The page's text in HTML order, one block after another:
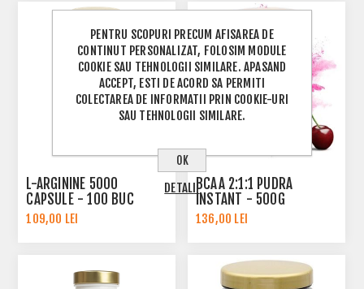
L-ARGININE 5000
CAPSULE - 100 BUC
109,00 LEI
BCAA 2:1:1 PUDRA
INSTANT - 500G
136,00 LEI
PENTRU SCOPURI PRECUM AFISAREA DE
CONTINUT PERSONALIZAT, FOLOSIM MODULE
COOKIE SAU TEHNOLOGII SIMILARE. APASAND
ACCEPT, ESTI DE ACORD SA PERMITI
COLECTAREA DE INFORMATII PRIN COOKIE-URI
SAU TEHNOLOGII SIMILARE.
OK
DETALII